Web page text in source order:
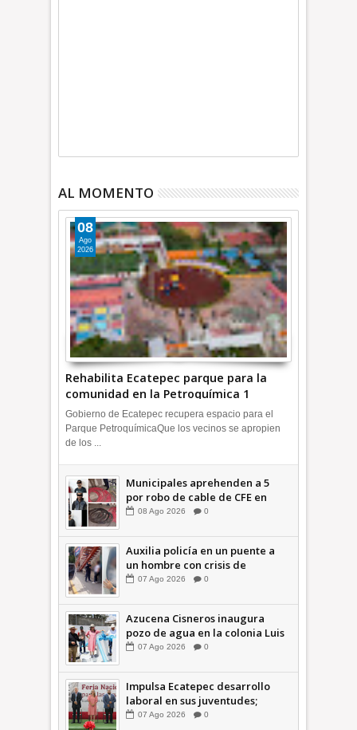
AL MOMENTO
Rehabilita Ecatepec parque para la
comunidad en la Petroquímica 1
+Video | INFORMA
08
Ago
2026
Gobierno de Ecatepec recupera espacio para el
Parque PetroquímicaQue los vecinos se apropien
de los ...
Municipales aprehenden a 5
por robo de cable de CFE en
Jardines de Casa Nueva +Video
08 Ago 2026 0
Auxilia policía en un puente a
un hombre con crisis de
ansiedad en la Vía Morelos |
07 Ago 2026 0
Azucena Cisneros inaugura
pozo de agua en la colonia Luis
Donaldo Colosio +Video |
07 Ago 2026 0
Impulsa Ecatepec desarrollo
laboral en sus juventudes;
inauguran Feria de Empleo y
07 Ago 2026 0